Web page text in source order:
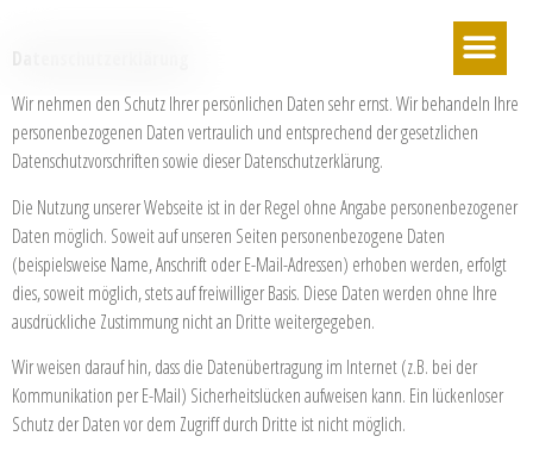
Wir nehmen den Schutz Ihrer persönlichen Daten sehr ernst. Wir behandeln Ihre
personenbezogenen Daten vertraulich und entsprechend der gesetzlichen
Datenschutzvorschriften sowie dieser Datenschutzerklärung.
Die Nutzung unserer Webseite ist in der Regel ohne Angabe personenbezogener
Daten möglich. Soweit auf unseren Seiten personenbezogene Daten
(beispielsweise Name, Anschrift oder E-Mail-Adressen) erhoben werden, erfolgt
dies, soweit möglich, stets auf freiwilliger Basis. Diese Daten werden ohne Ihre
ausdrückliche Zustimmung nicht an Dritte weitergegeben.
Wir weisen darauf hin, dass die Datenübertragung im Internet (z.B. bei der
Kommunikation per E-Mail) Sicherheitslücken aufweisen kann. Ein lückenloser
Schutz der Daten vor dem Zugriff durch Dritte ist nicht möglich.